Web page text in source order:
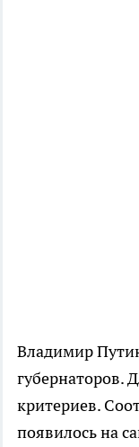
Владимир
губернаторов.
критериев.
появилось на